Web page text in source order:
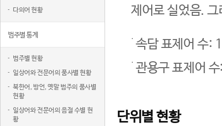
다의어 현황
범주별 통계
범주별 현황
일상어와 전문어의 품사별 현황
북한어, 방언, 옛말 범주의 품사별
현황
일상어와 전문어의 음절 수별 현
황
제어로 실었음.
속담 표제어 수:
관용구 표제어
단위별 현황